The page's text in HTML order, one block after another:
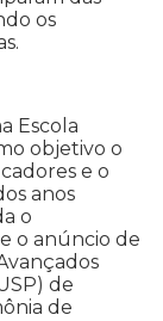
os
Escola
objetivo o
e o
anos
o
o anúncio de
de
de